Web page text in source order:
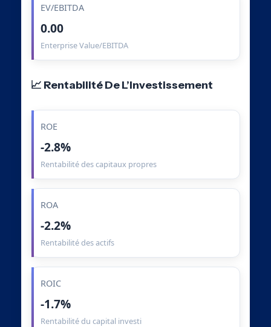
EV/EBITDA
0.00
Enterprise Value/EBITDA
📈 Rentabilité De L’Investissement
ROE
-2.8%
Rentabilité des capitaux propres
ROA
-2.2%
Rentabilité des actifs
ROIC
-1.7%
Rentabilité du capital investi